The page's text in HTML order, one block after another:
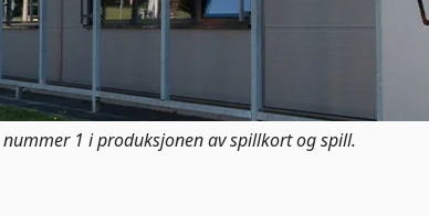
1 i produksjonen av spillkort og spill.